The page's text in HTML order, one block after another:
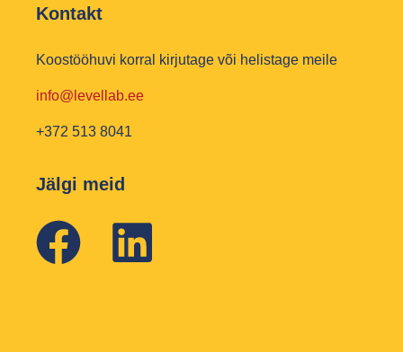
Kontakt
Koostööhuvi korral kirjutage või helistage meile
info@levellab.ee
+372 513 8041
Jälgi meid